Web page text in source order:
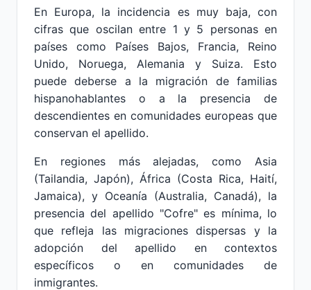
En Europa, la incidencia es muy baja, con
cifras que oscilan entre 1 y 5 personas en
países como Países Bajos, Francia, Reino
Unido, Noruega, Alemania y Suiza. Esto
puede deberse a la migración de familias
hispanohablantes o a la presencia de
descendientes en comunidades europeas que
conservan el apellido.
En regiones más alejadas, como Asia
(Tailandia, Japón), África (Costa Rica, Haití,
Jamaica), y Oceanía (Australia, Canadá), la
presencia del apellido "Cofre" es mínima, lo
que refleja las migraciones dispersas y la
adopción del apellido en contextos
específicos o en comunidades de
inmigrantes.